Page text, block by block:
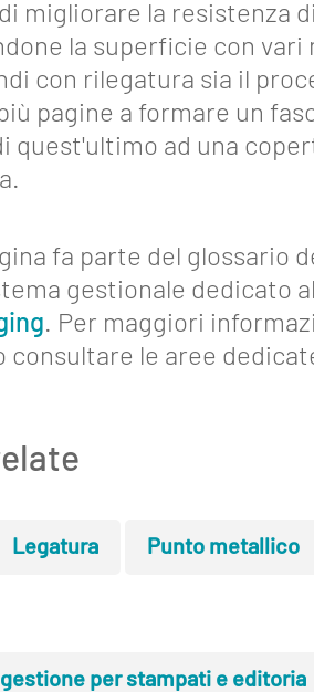
migliorare la resistenza
la superficie con vari
con rilegatura sia il
pagine a formare un
quest'ultimo ad una
fa parte del glossario
gestionale dedicato
. Per maggiori
consultare le aree
Legatura Punto metallico
per stampati e editoria